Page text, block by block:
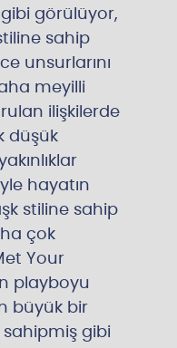
görülüyor,
sahip
unsurlarını
meyilli
ilişkilerde
düşük
hayatın
stiline sahip
çok
Your
playboyu
büyük bir
sahipmiş gibi